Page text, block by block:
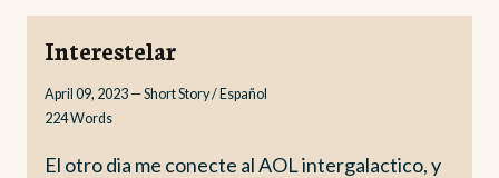
Interestelar
April 09, 2023 —Short Story / Español
224Words
El otro dia me conecte al AOL intergalactico, y